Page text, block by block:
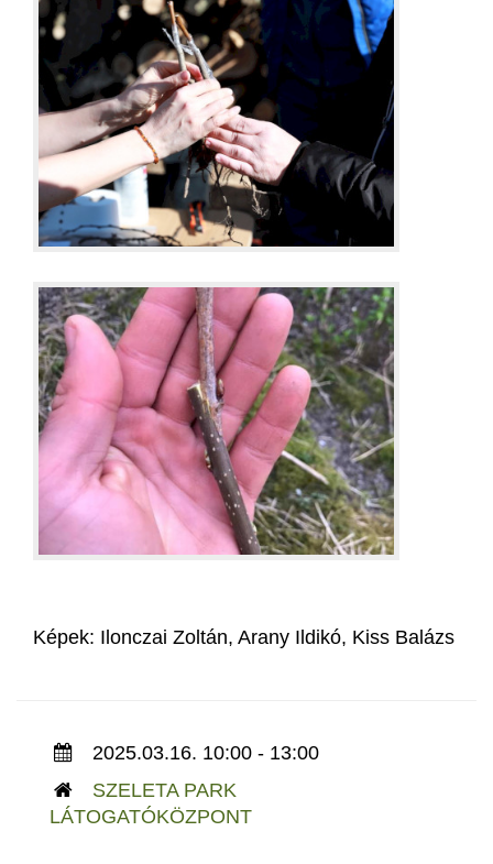
Képek: Ilonczai Zoltán, Arany Ildikó, Kiss Balázs
2025.03.16. 10:00 - 13:00
SZELETA PARK
LÁTOGATÓKÖZPONT